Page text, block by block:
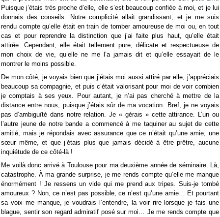
Puisque j’étais très proche d’elle, elle s’est beaucoup confiée à moi, et je lui
donnais des conseils. Notre complicité allait grandissant, et je me suis
rendu compte qu’elle était en train de tomber amoureuse de moi ou, en tout
cas et pour reprendre la distinction que j’ai faite plus haut, qu’elle était
attirée. Cependant, elle était tellement pure, délicate et respectueuse de
mon choix de vie, qu’elle ne me l’a jamais dit et qu’elle essayait de le
montrer le moins possible.
De mon côté, je voyais bien que j’étais moi aussi attiré par elle, j’appréciais
beaucoup sa compagnie, et puis c’était valorisant pour moi de voir combien
je comptais à ses yeux. Pour autant, je n’ai pas cherché à mettre de la
distance entre nous, puisque j’étais sûr de ma vocation. Bref, je ne voyais
pas d’ambiguïté dans notre relation. Je « gérais » cette attirance. L’un ou
l’autre jeune de notre bande a commencé à me taquiner au sujet de cette
amitié, mais je répondais avec assurance que ce n’était qu’une amie, une
sœur même, et que j’étais plus que jamais décidé à être prêtre, aucune
inquiétude de ce côté-là !
Me voilà donc arrivé à Toulouse pour ma deuxième année de séminaire. Là,
catastrophe. À ma grande surprise, je me rends compte qu’elle me manque
énormément ! Je ressens un vide qui me prend aux tripes. Suis-je tombé
amoureux ? Non, ce n’est pas possible, ce n’est qu’une amie… Et pourtant
sa voix me manque, je voudrais l’entendre, la voir rire lorsque je fais une
blague, sentir son regard admiratif posé sur moi… Je me rends compte que